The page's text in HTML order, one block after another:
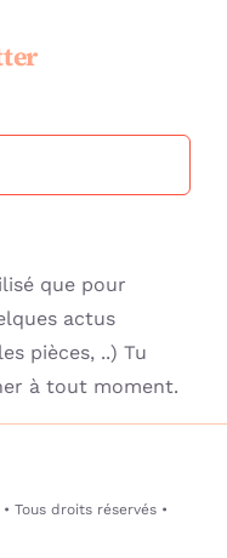
que pour
actus
pièces, ..) Tu
à tout moment.
• Tous droits réservés •